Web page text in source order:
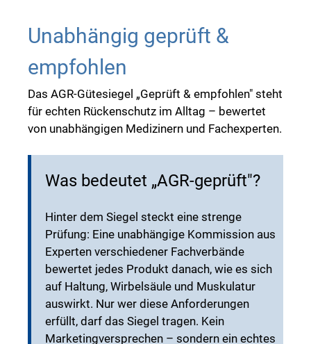
Unabhängig geprüft &
empfohlen
Das AGR-Gütesiegel „Geprüft & empfohlen" steht
für echten Rückenschutz im Alltag – bewertet
von unabhängigen Medizinern und Fachexperten.
Was bedeutet „AGR-geprüft"?
Hinter dem Siegel steckt eine strenge
Prüfung: Eine unabhängige Kommission aus
Experten verschiedener Fachverbände
bewertet jedes Produkt danach, wie es sich
auf Haltung, Wirbelsäule und Muskulatur
auswirkt. Nur wer diese Anforderungen
erfüllt, darf das Siegel tragen. Kein
Marketingversprechen – sondern ein echtes